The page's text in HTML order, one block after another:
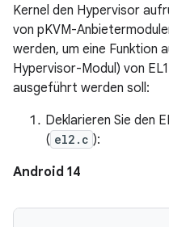
Kernel den Hypervisor
von pKVM-
werden, um eine Funktion
Hypervisor-Modul) von
ausgeführt werden soll:
Deklarieren Sie den
( el2.c ):
Android 14